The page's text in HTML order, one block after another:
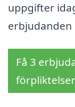
uppgifter
erbjudanden
Få 3
förpliktelser